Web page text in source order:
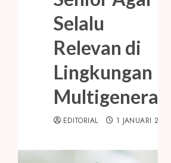
Selalu
Relevan di
Lingkungan
Multigenerasi
EDITORIAL 1 JANUARI 2026